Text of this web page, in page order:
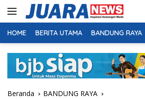
HOME BERITA UTAMA BANDUNG RAYA
Beranda BANDUNG RAYA